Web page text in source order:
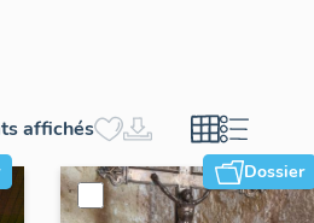
affichés
Dossier